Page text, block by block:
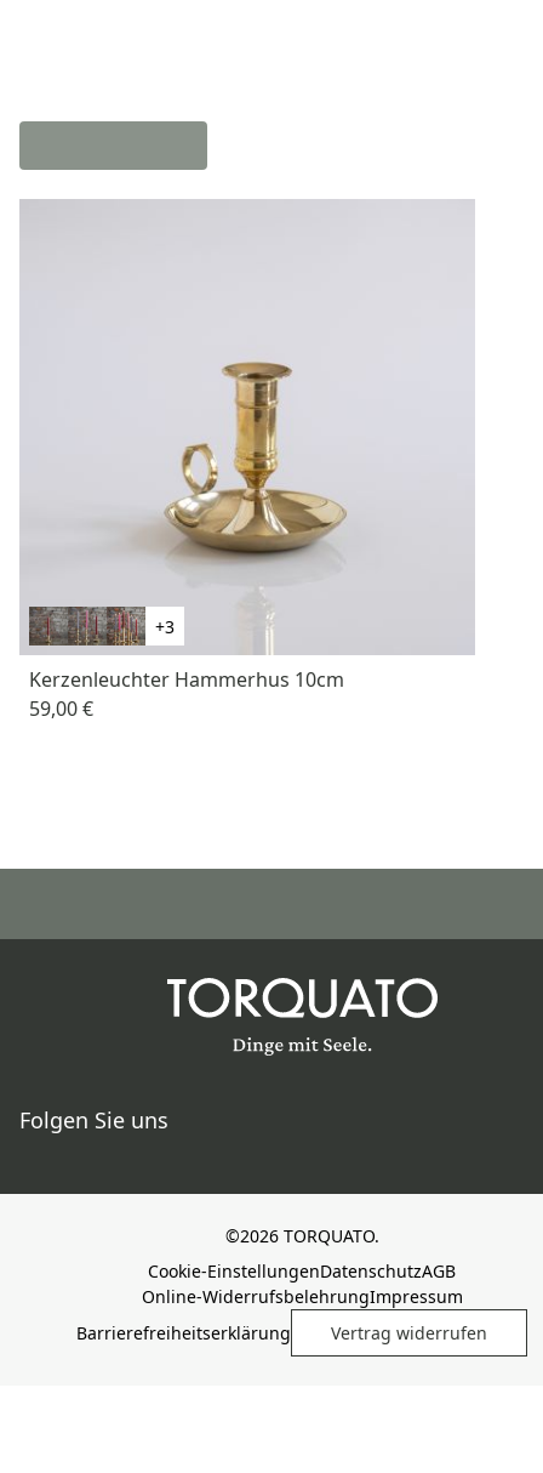
+3
Kerzenleuchter Hammerhus 10cm
59,00 €
Folgen Sie uns
©2026 TORQUATO.
Cookie-EinstellungenDatenschutzAGB
Online-WiderrufsbelehrungImpressum
Barrierefreiheitserklärung
Vertrag widerrufen